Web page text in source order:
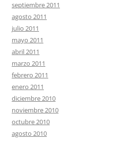
septiembre 2011
agosto 2011
julio 2011
mayo 2011
abril 2011
marzo 2011
febrero 2011
enero 2011
diciembre 2010
noviembre 2010
octubre 2010
agosto 2010